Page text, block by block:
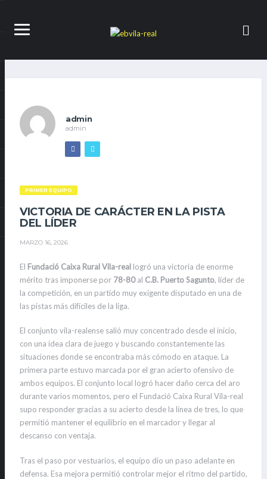
admin
admin
PRIMER EQUIPO
VICTORIA DE CARÁCTER EN LA PISTA
DEL LÍDER
MARZO 16, 2026
El Fundació Caixa Rural Vila-real logró una victoria de enorme
mérito tras imponerse por 78-80al C.B. Puerto Sagunto, líder de
la competición, en un partido muy exigente disputado en una de
las pistas más difíciles de la liga.
El conjunto vila-realense salió muy concentrado desde el inicio,
con una idea clara de juego y buscando constantemente las
situaciones donde se encontraba más cómodo en ataque. La
primera parte estuvo marcada por el gran acierto ofensivo de
ambos equipos. El conjunto local logró hacer daño cerca del aro
durante varios momentos, pero el Fundació Caixa Rural Vila-real
supo responder gracias a su acierto desde la línea de tres, lo que
permitió mantener el equilibrio en el marcador y llegar al
descanso con ventaja.
Tras el paso por vestuarios, el equipo dio un paso adelante en
defensa. Esa mejora permitió controlar mejor el ritmo del partido,